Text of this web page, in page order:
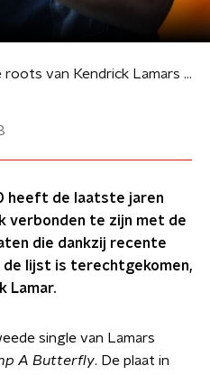
De roots van Kendrick Lamars Top 2000-notering King Kunta
heeft de laatste jaren
verbonden te zijn met de
die dankzij recente
lijst is terechtgekomen,
Lamar.
single van Lamars
A Butterfly. De plaat in